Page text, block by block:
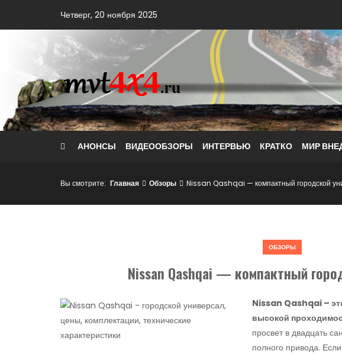
content
Четверг, 20 ноября 2025
АНОНСЫ ВИДЕООБЗОРЫ ИНТЕРВЬЮ КРАТКО МИР
Вы смотрите: Главная Обзоры Nissan Qashqai — компактный городской
ОБЗОРЫ
Nissan Qashqai — компактный
Nissan Qashqai –
высокой
просвет в двадцать
полного привода.